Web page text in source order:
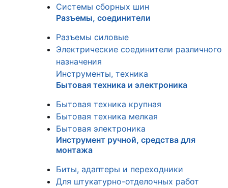
Системы сборных шин
Разъемы, соединители
Разъемы силовые
Электрические соединители различного
назначения
Инструменты, техника
Бытовая техника и электроника
Бытовая техника крупная
Бытовая техника мелкая
Бытовая электроника
Инструмент ручной, средства для
монтажа
Биты, адаптеры и переходники
Для штукатурно-отделочных работ